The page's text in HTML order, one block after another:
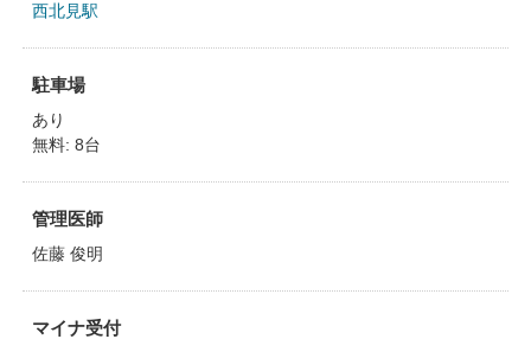
西北見駅
駐車場
あり
無料: 8台
管理医師
佐藤 俊明
マイナ受付